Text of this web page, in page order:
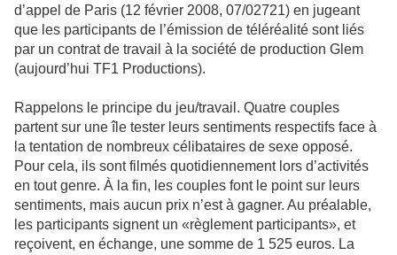
d’appel de Paris (12 février 2008, 07/02721) en jugeant
que les participants de l’émission de téléréalité sont liés
par un contrat de travail à la société de production Glem
(aujourd’hui TF1 Productions).
Rappelons le principe du jeu/travail. Quatre couples
partent sur une île tester leurs sentiments respectifs face à
la tentation de nombreux célibataires de sexe opposé.
Pour cela, ils sont filmés quotidiennement lors d’activités
en tout genre. À la fin, les couples font le point sur leurs
sentiments, mais aucun prix n’est à gagner. Au préalable,
les participants signent un «règlement participants», et
reçoivent, en échange, une somme de 1 525 euros. La